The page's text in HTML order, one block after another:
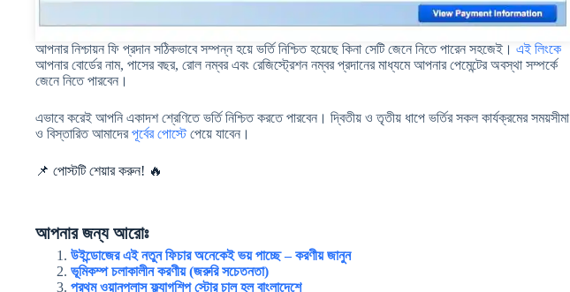
আপনার নিশ্চায়ন ফি প্রদান সঠিকভাবে সম্পন্ন হয়ে ভর্তি নিশ্চিত হয়েছে কিনা সেটি জেনে নিতে পারেন সহজেই। এই লিংকে
আপনার বোর্ডের নাম, পাসের বছর, রোল নম্বর এবং রেজিস্ট্রেশন নম্বর প্রদানের মাধ্যমে আপনার পেমেন্টের অবস্থা সম্পর্কে
জেনে নিতে পারবেন।
এভাবে করেই আপনি একাদশ শ্রেণিতে ভর্তি নিশ্চিত করতে পারবেন। দ্বিতীয় ও তৃতীয় ধাপে ভর্তির সকল কার্যক্রমের সময়সীমা
ও বিস্তারিত আমাদেরপূর্বের পোস্টেপেয়ে যাবেন।
📌 পোস্টটি শেয়ার করুন! 🔥
আপনার জন্য আরোঃ
উইন্ডোজের এই নতুন ফিচার অনেকেই ভয় পাচ্ছে – করণীয় জানুন
ভূমিকম্প চলাকালীন করণীয় (জরুরি সচেতনতা)
প্রথম ওয়ানপ্লাস ফ্ল্যাগশিপ স্টোর চালু হল বাংলাদেশে